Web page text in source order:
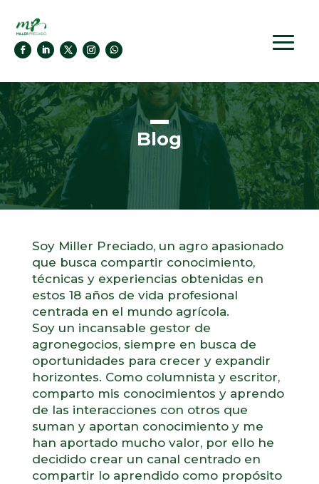
Blog
Soy Miller Preciado, un agro apasionado
que busca compartir conocimiento,
técnicas y experiencias obtenidas en
estos 18 años de vida profesional
centrada en el mundo agrícola.
Soy un incansable gestor de
agronegocios, siempre en busca de
oportunidades para crecer y expandir
horizontes. Como columnista y escritor,
comparto mis conocimientos y aprendo
de las interacciones con otros que
suman y aportan conocimiento y me
han aportado mucho valor, por ello he
decidido crear un canal centrado en
compartir lo aprendido como propósito